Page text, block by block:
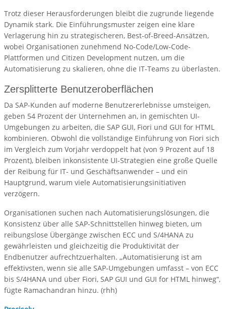
Trotz dieser Herausforderungen bleibt die zugrunde liegende
Dynamik stark. Die Einführungsmuster zeigen eine klare
Verlagerung hin zu strategischeren, Best-of-Breed-Ansätzen,
wobei Organisationen zunehmend No-Code/Low-Code-
Plattformen und Citizen Development nutzen, um die
Automatisierung zu skalieren, ohne die IT-Teams zu überlasten.
Zersplitterte Benutzeroberflächen
Da SAP-Kunden auf moderne Benutzererlebnisse umsteigen,
geben 54 Prozent der Unternehmen an, in gemischten UI-
Umgebungen zu arbeiten, die SAP GUI, Fiori und GUI for HTML
kombinieren. Obwohl die vollständige Einführung von Fiori sich
im Vergleich zum Vorjahr verdoppelt hat (von 9 Prozent auf 18
Prozent), bleiben inkonsistente UI-Strategien eine große Quelle
der Reibung für IT- und Geschäftsanwender – und ein
Hauptgrund, warum viele Automatisierungsinitiativen
verzögern.
Organisationen suchen nach Automatisierungslösungen, die
Konsistenz über alle SAP-Schnittstellen hinweg bieten, um
reibungslose Übergänge zwischen ECC und S/4HANA zu
gewährleisten und gleichzeitig die Produktivität der
Endbenutzer aufrechtzuerhalten. „Automatisierung ist am
effektivsten, wenn sie alle SAP-Umgebungen umfasst – von ECC
bis S/4HANA und über Fiori, SAP GUI und GUI for HTML hinweg“,
fügte Ramachandran hinzu. (rhh)